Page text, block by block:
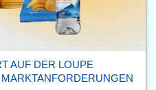
AUF DER LOUPE